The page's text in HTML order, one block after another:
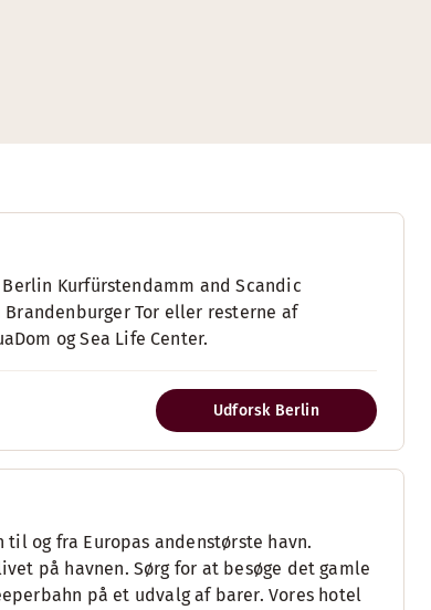
Kurfürstendamm and Scandic
Tor eller resterne af
og Sea Life Center.
Udforsk Berlin
og fra Europas andenstørste havn.
på havnen. Sørg for at besøge det gamle
på et udvalg af barer. Vores hotel